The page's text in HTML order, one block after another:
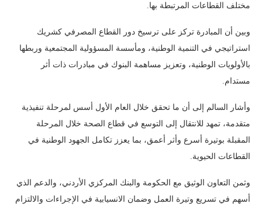
مختلف القطاعات المرتبطة بها.
وبين أن المبادرة تركز على ترسيخ دور القطاع المصرفي كشريك
استراتيجي في التنمية الوطنية، ومأسسة المسؤولية المجتمعية وربطها
بالأولويات الوطنية، وتعزيز مساهمة البنوك في مبادرات ذات أثر
مستدام.
وأشار السالم إلى أن ما تحقق خلال العام الأول أسس لمرحلة تنفيذية
متقدمة، تمهد للانتقال إلى التوسع في قطاع الصحة خلال المرحلة
المقبلة بوتيرة أسرع وأثر أعمق، بما يعزز تكامل الجهود الوطنية في
القطاعات الحيوية.
وثمن التعاون الوثيق مع الحكومة والبنك المركزي الأردني، والدعم الذي
أسهم في تسريع وتيرة العمل وضمان الانسيابية في الإجراءات والالتزام